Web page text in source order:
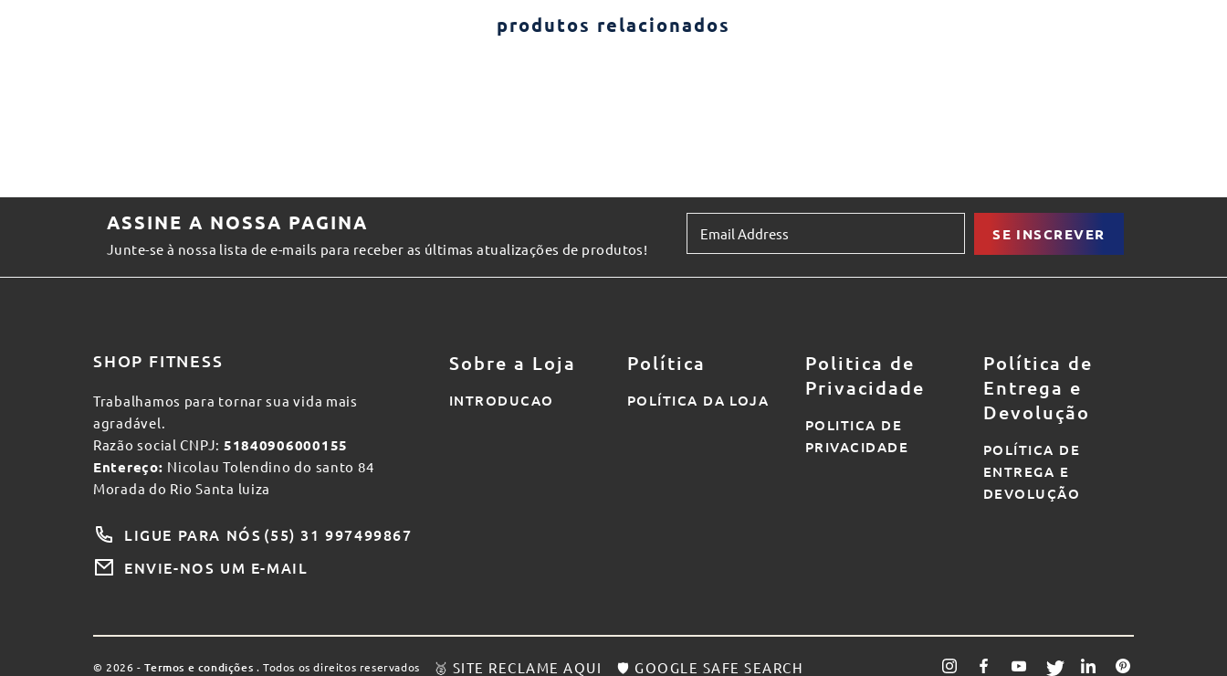
produtos relacionados
ASSINE A NOSSA PAGINA
Junte-se à nossa lista de e-mails para receber as últimas atualizações de produtos!
SE INSCREVER
SHOP FITNESS
Trabalhamos para tornar sua vida mais
agradável.
Razão social CNPJ: 51840906000155
Entereço: Nicolau Tolendino do santo 84
Morada do Rio Santa luiza
LIGUE PARA NÓS (55) 31 997499867
ENVIE-NOS UM E-MAIL
Sobre a Loja
INTRODUCAO
Política
POLÍTICA DA LOJA
Politica de
Privacidade
POLITICA DE
PRIVACIDADE
Política de
Entrega e
Devolução
POLÍTICA DE
ENTREGA E
DEVOLUÇÃO
© 2026 -Termos e condições . Todos os direitos reservados 🥈 SITE RECLAME AQUI 🛡️ GOOGLE SAFE SEARCH